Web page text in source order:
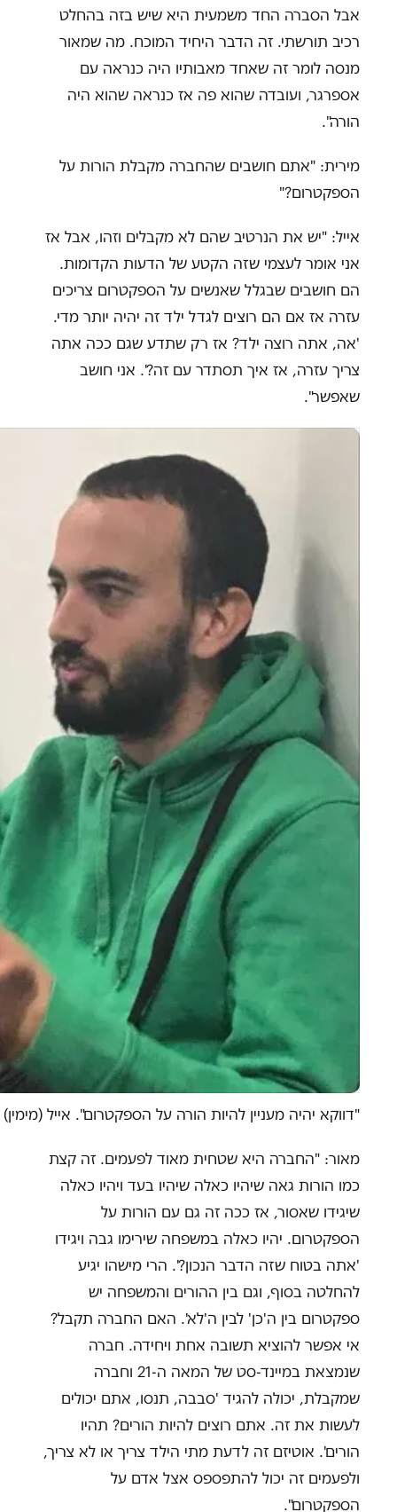
אבל הסברה החד משמעית היא שיש בזה בהחלט
רכיב תורשתי. זה הדבר היחיד המוכח. מה שמאור
מנסה לומר זה שאחד מאבותיו היה כנראה עם
אספרגר, ועובדה שהוא פה אז כנראה שהוא היה
הורה".
מירית: "אתם חושבים שהחברה מקבלת הורות על
הספקטרום?"
אייל: "יש את הנרטיב שהם לא מקבלים וזהו, אבל אז
אני אומר לעצמי שזה הקטע של הדעות הקדומות.
הם חושבים שבגלל שאנשים על הספקטרום צריכים
עזרה אז אם הם רוצים לגדל ילד זה יהיה יותר מדי.
'אה, אתה רוצה ילד? אז רק שתדע שגם ככה אתה
צריך עזרה, אז איך תסתדר עם זה?'. אני חושב
שאפשר".
"דווקא יהיה מעניין להיות הורה על הספקטרום". אייל
מאור: "החברה היא שטחית מאוד לפעמים. זה קצת
כמו הורות גאה שיהיו כאלה שיהיו בעד ויהיו כאלה
שיגידו שאסור, אז ככה זה גם עם הורות על
הספקטרום. יהיו כאלה במשפחה שירימו גבה ויגידו
'אתה בטוח שזה הדבר הנכון?'. הרי מישהו יגיע
להחלטה בסוף, וגם בין ההורים והמשפחה יש
ספקטרום בין ה'כן' לבין ה'לא'. האם החברה תקבל?
אי אפשר להוציא תשובה אחת ויחידה. חברה
שנמצאת במיינד-סט של המאה ה-21 וחברה
שמקבלת, יכולה להגיד 'סבבה, תנסו, אתם יכולים
לעשות את זה. אתם רוצים להיות הורים? תהיו
הורים'. אוטיזם זה לדעת מתי הילד צריך או לא צריך,
ולפעמים זה יכול להתפספס אצל אדם על
הספקטרום".